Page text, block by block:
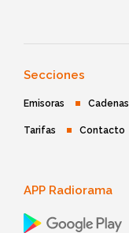
Secciones
Emisoras Cadenas
Tarifas Contacto
APP Radiorama